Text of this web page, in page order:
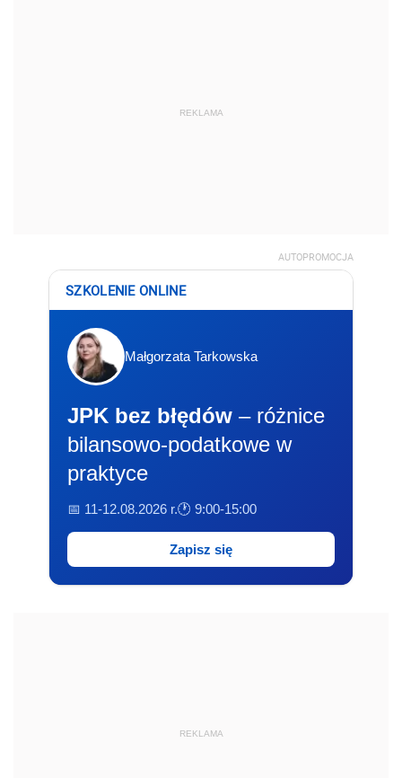
REKLAMA
AUTOPROMOCJA
SZKOLENIE ONLINE
Małgorzata Tarkowska
JPK bez błędów – różnice
bilansowo-podatkowe w
praktyce
📅 11-12.08.2026 r.🕐 9:00-15:00
Zapisz się
REKLAMA